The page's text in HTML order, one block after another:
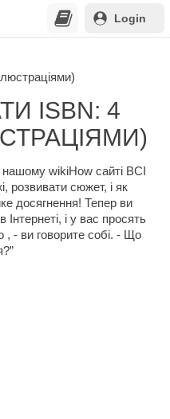
Login
ISBN: 4
wikiHow сайті ВСІ
розвивати сюжет, і як
досягнення! Тепер ви
і у вас просять
, - ви говорите собі. - Що